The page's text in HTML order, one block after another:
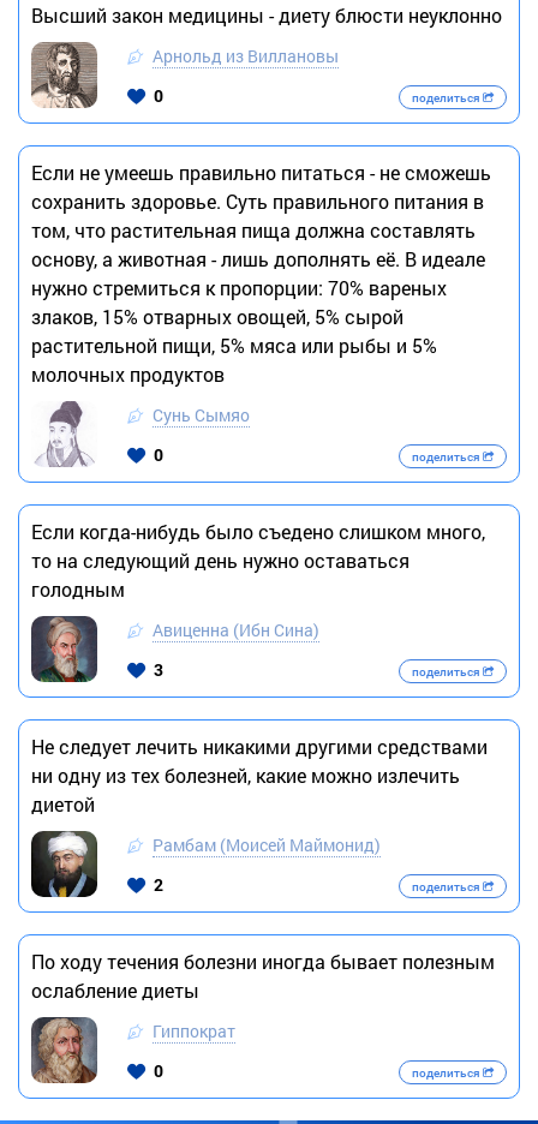
Высший закон медицины - диету блюсти неуклонно
Арнольд из Виллановы
0
поделиться
Если не умеешь правильно питаться - не сможешь
сохранить здоровье. Суть правильного питания в
том, что растительная пища должна составлять
основу, а животная - лишь дополнять её. В идеале
нужно стремиться к пропорции: 70% вареных
злаков, 15% отварных овощей, 5% сырой
растительной пищи, 5% мяса или рыбы и 5%
молочных продуктов
Сунь Сымяо
0
поделиться
Если когда-нибудь было съедено слишком много,
то на следующий день нужно оставаться
голодным
Авиценна (Ибн Сина)
3
поделиться
Не следует лечить никакими другими средствами
ни одну из тех болезней, какие можно излечить
диетой
Рамбам (Моисей Маймонид)
2
поделиться
По ходу течения болезни иногда бывает полезным
ослабление диеты
Гиппократ
0
поделиться